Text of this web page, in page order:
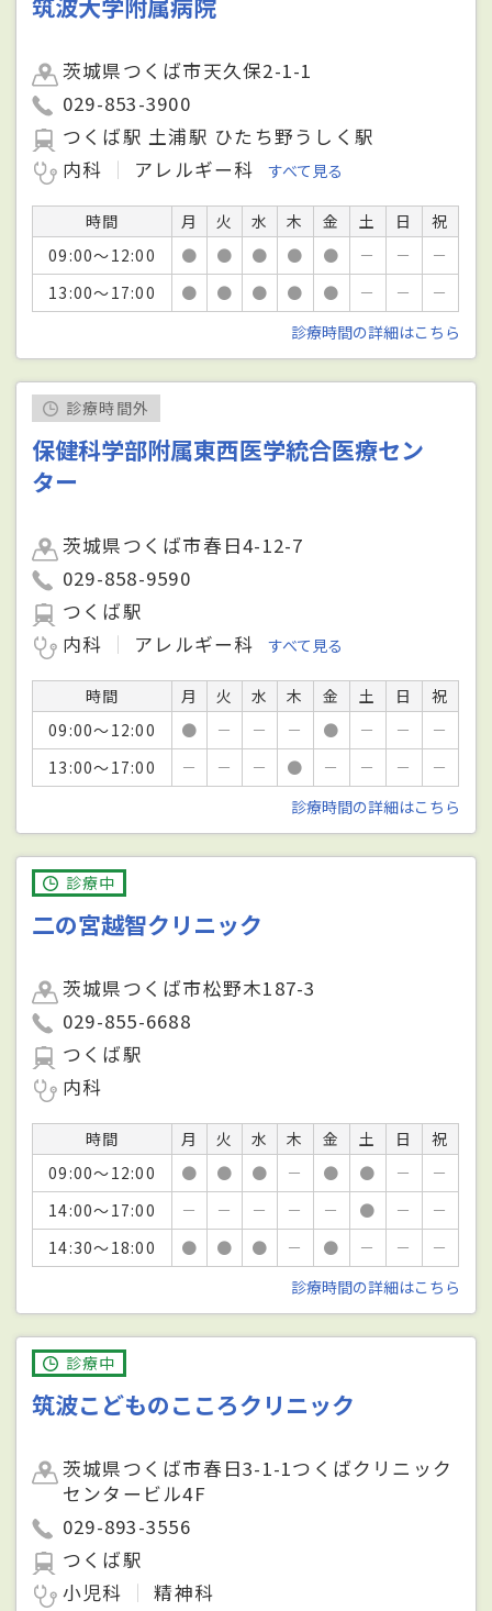
筑波大学附属病院
茨城県つくば市天久保2-1-1
029-853-3900
つくば駅 土浦駅 ひたち野うしく駅
内科
アレルギー科 すべて見る
時間 月 火 水 木 金 土 日
祝
09:00～12:00
● ● ● ● ● － －
－
13:00～17:00
● ● ● ● ● － －
－
診療時間の詳細はこちら
診療時間外
保健科学部附属東西医学統合医療セン
ター
茨城県つくば市春日4-12-7
029-858-9590
つくば駅
内科
アレルギー科 すべて見る
時間 月 火 水 木 金 土 日
祝
09:00～12:00
● － － － ● － －
－
13:00～17:00
－ － － ● － － －
－
診療時間の詳細はこちら
診療中
二の宮越智クリニック
茨城県つくば市松野木187-3
029-855-6688
つくば駅
内科
時間 月 火 水 木 金 土 日
祝
09:00～12:00
● ● ● － ● ● －
－
14:00～17:00
－ － － － － ● －
－
14:30～18:00
● ● ● － ● － －
－
診療時間の詳細はこちら
診療中
筑波こどものこころクリニック
茨城県つくば市春日3-1-1つくばクリニック
センタービル4F
029-893-3556
つくば駅
小児科
精神科